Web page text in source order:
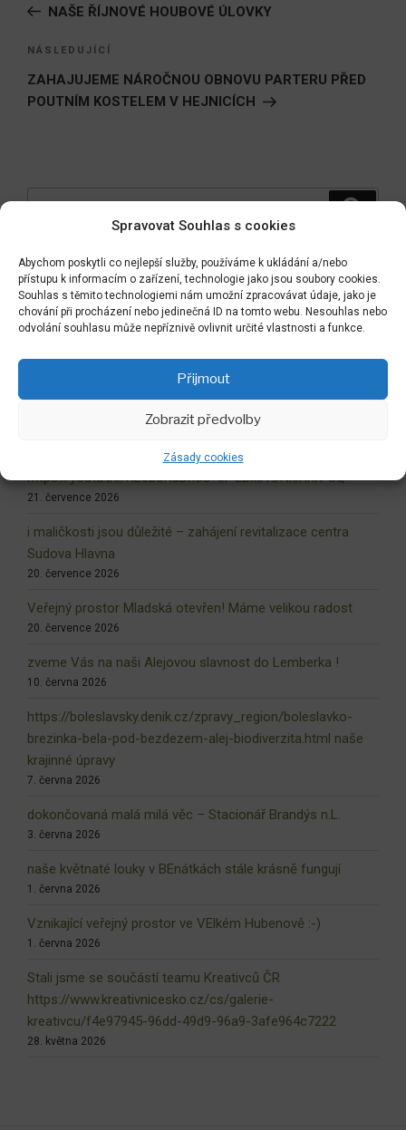
Spravovat Souhlas s cookies
Abychom poskytli co nejlepší služby, používáme k ukládání a/nebo
přístupu k informacím o zařízení, technologie jako jsou soubory cookies.
Souhlas s těmito technologiemi nám umožní zpracovávat údaje, jako je
chování při procházení nebo jedinečná ID na tomto webu. Nesouhlas nebo
odvolání souhlasu může nepříznivě ovlivnit určité vlastnosti a funkce.
Přijmout
Zobrazit předvolby
Zásady cookies
příspěvek
příspěvek
NAŠE ŘÍJNOVÉ HOUBOVÉ ÚLOVKY
Následující
příspěvek
NÁSLEDUJÍCÍ
ZAHAJUJEME NÁROČNOU OBNOVU PARTERU PŘED
POUTNÍM KOSTELEM V HEJNICÍCH
Zpět do LABYRINTU
NEJNOVĚJŠÍ AKTUALITY
Dokončovaný liberecký labyrint !
Drobné video z radostné realizace
https://youtu.be/KL6boKuDnos?si=zBx8TDNlcKhR-UQ-
21. července 2026
i maličkosti jsou důležité – zahájení revitalizace centra
Sudova Hlavna
20. července 2026
Veřejný prostor Mladská otevřen! Máme velikou radost
20. července 2026
zveme Vás na naši Alejovou slavnost do Lemberka !
10. června 2026
https://boleslavsky.denik.cz/zpravy_region/boleslavko-
brezinka-bela-pod-bezdezem-alej-biodiverzita.html naše
krajinné úpravy
7. června 2026
dokončovaná malá milá věc – Stacionář Brandýs n.L.
3. června 2026
naše květnaté louky v BEnátkách stále krásně fungují
1. června 2026
Vznikající veřejný prostor ve VElkém Hubenově :-)
1. června 2026
Stali jsme se součástí teamu Kreativců ČR
https://www.kreativnicesko.cz/cs/galerie-
kreativcu/f4e97945-96dd-49d9-96a9-3afe964c7222
28. května 2026